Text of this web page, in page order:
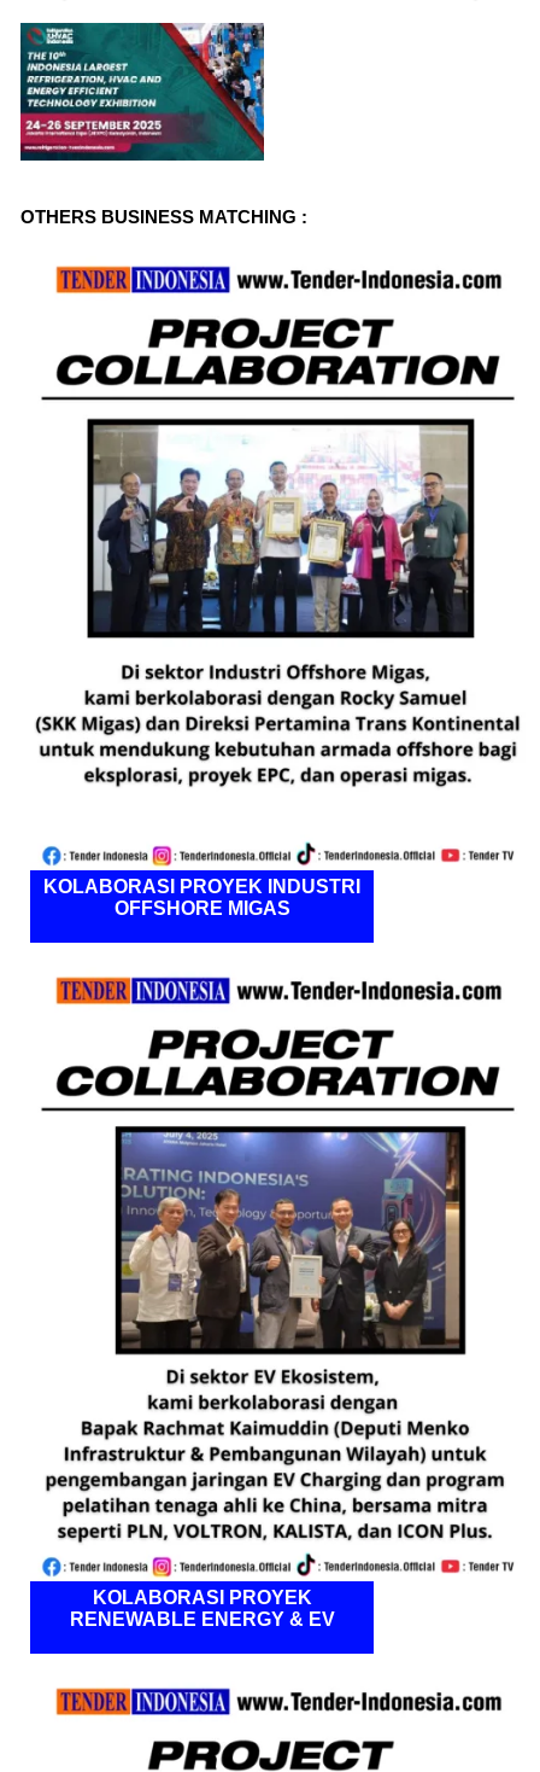
OTHERS BUSINESS MATCHING :
KOLABORASI PROYEK INDUSTRI
OFFSHORE MIGAS
KOLABORASI PROYEK
RENEWABLE ENERGY & EV
r
e
v
i
u
s